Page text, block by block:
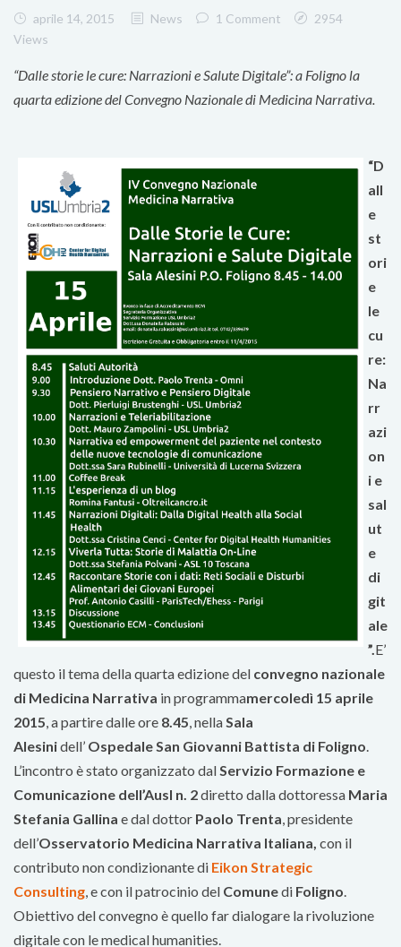
aprile 14, 2015 News 1 Comment
2954
Views
“Dalle storie le cure: Narrazioni e Salute Digitale”: a Foligno la
quarta edizione del Convegno Nazionale di Medicina Narrativa.
“D
all
e
st
ori
e
le
cu
re:
Na
rr
azi
on
i e
sal
ut
e
di
git
ale
”.E’
questo il tema della quarta edizione del convegno nazionale
di Medicina Narrativa in programmamercoledì 15 aprile
2015, a partire dalle ore 8.45, nellaSala
Alesinidell’ Ospedale San Giovanni Battista di Foligno.
L’incontro è stato organizzato dalServizio Formazione e
Comunicazione dell’Ausl n. 2diretto dalla dottoressa Maria
Stefania Gallina e dal dottor Paolo Trenta, presidente
dell’Osservatorio Medicina Narrativa Italiana, con il
contributo non condizionante di Eikon Strategic
Consulting, e con il patrocinio del Comunedi Foligno.
Obiettivo del convegno è quello far dialogare la rivoluzione
digitale con le medical humanities.